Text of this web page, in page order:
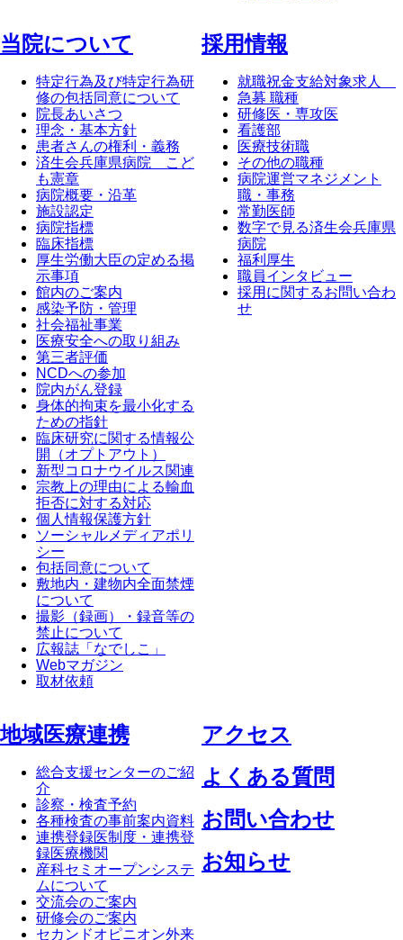
当院について
特定行為及び特定行為研
修の包括同意について
院長あいさつ
理念・基本方針
患者さんの権利・義務
済生会兵庫県病院 こど
も憲章
病院概要・沿革
施設認定
病院指標
臨床指標
厚生労働大臣の定める掲
示事項
館内のご案内
感染予防・管理
社会福祉事業
医療安全への取り組み
第三者評価
NCDへの参加
院内がん登録
身体的拘束を最小化する
ための指針
臨床研究に関する情報公
開（オプトアウト）
新型コロナウイルス関連
宗教上の理由による輸血
拒否に対する対応
個人情報保護方針
ソーシャルメディアポリ
シー
包括同意について
敷地内・建物内全面禁煙
について
撮影（録画）・録音等の
禁止について
広報誌「なでしこ」
Webマガジン
取材依頼
採⽤情報
就職祝金支給対象求人
急募 職種
研修医・専攻医
看護部
医療技術職
その他の職種
病院運営マネジメント
職・事務
常勤医師
数字で見る済生会兵庫県
病院
福利厚生
職員インタビュー
採用に関するお問い合わ
せ
地域医療連携
総合支援センターのご紹
介
診察・検査予約
各種検査の事前案内資料
連携登録医制度・連携登
録医療機関
産科セミオープンシステ
ムについて
交流会のご案内
研修会のご案内
セカンドオピニオン外来
アクセス
よくある質問
お問い合わせ
お知らせ